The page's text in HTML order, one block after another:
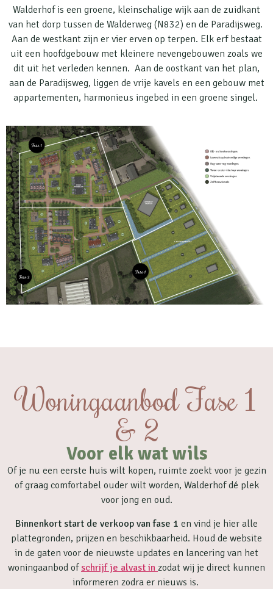
Walderhof is een groene, kleinschalige wijk aan de zuidkant
van het dorp tussen de Walderweg (N832) en de Paradijsweg.
Aan de westkant zijn er vier erven op terpen. Elk erf bestaat
uit een hoofdgebouw met kleinere nevengebouwen zoals we
dit uit het verleden kennen. Aan de oostkant van het plan,
aan de Paradijsweg, liggen de vrije kavels en een gebouw met
appartementen, harmonieus ingebed in een groene singel.
Woningaanbod Fase 1
& 2
Voor elk wat wils
Of je nu een eerste huis wilt kopen, ruimte zoekt voor je gezin
of graag comfortabel ouder wilt worden, Walderhof dé plek
voor jong en oud.
Binnenkort start de verkoop van fase 1 en vind je hier alle
plattegronden, prijzen en beschikbaarheid. Houd de website
in de gaten voor de nieuwste updates en lancering van het
woningaanbod of schrijf je alvast in zodat wij je direct kunnen
informeren zodra er nieuws is.